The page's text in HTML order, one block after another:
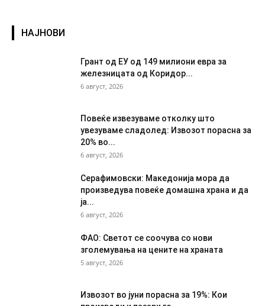
НАЈНОВИ
Грант од ЕУ од 149 милиони евра за
железницата од Коридор...
6 август, 2026
Повеќе извезуваме отколку што
увезуваме сладолед: Извозот порасна за
20% во...
6 август, 2026
Серафимовски: Македонија мора да
произведува повеќе домашна храна и да
ја...
6 август, 2026
ФАО: Светот се соочува со нови
зголемувања на цените на храната
5 август, 2026
Извозот во јуни порасна за 19%: Кои